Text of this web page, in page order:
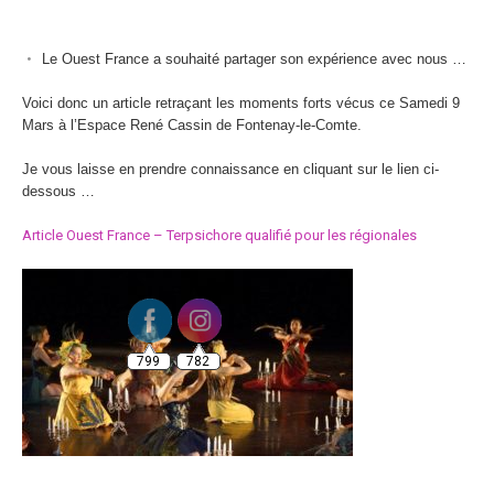
Le Ouest France a souhaité partager son expérience avec nous …
Voici donc un article retraçant les moments forts vécus ce Samedi 9
Mars à l’Espace René Cassin de Fontenay-le-Comte.
Je vous laisse en prendre connaissance en cliquant sur le lien ci-
dessous …
Article Ouest France – Terpsichore qualifié pour les régionales
799 782